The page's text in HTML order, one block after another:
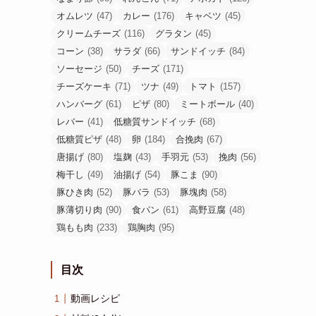
オムレツ (47) カレー (176) キャベツ (45)
クリームチーズ (116) グラタン (45)
コーン (38) サラダ (66) サンドイッチ (84)
ソーセージ (50) チーズ (171)
チーズケーキ (71) ツナ (49) トマト (157)
ハンバーグ (61) ピザ (80) ミートボール (40)
レバー (41) 低糖質サンドイッチ (68)
低糖質ピザ (48) 卵 (184) 合挽肉 (67)
唐揚げ (80) 塩麹 (43) 手羽元 (53) 挽肉 (56)
梅干し (49) 油揚げ (54) 豚こま (90)
豚ひき肉 (52) 豚バラ (53) 豚塊肉 (58)
豚薄切り肉 (90) 食パン (61) 高野豆腐 (48)
鶏もも肉 (233) 鶏胸肉 (95)
目次
動画レシピ